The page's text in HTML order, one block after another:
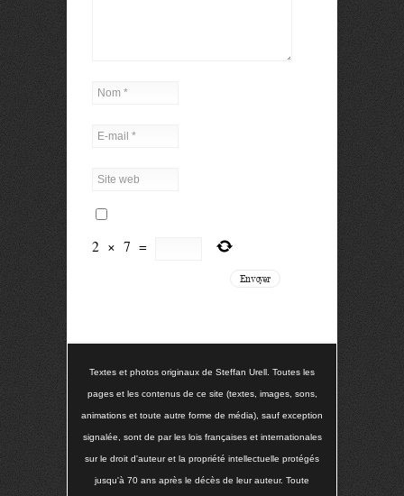
2 × 7 =
Textes et photos originaux de Steffan Urell. Toutes les
pages et les contenus de ce site (textes, images, sons,
animations et toute autre forme de média), sauf exception
signalée, sont de par les lois françaises et internationales
sur le droit d'auteur et la propriété intellectuelle protégés
jusqu'à 70 ans après le décès de leur auteur. Toute